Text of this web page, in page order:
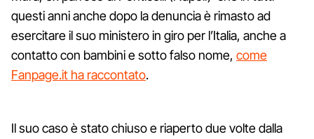
questi anni anche dopo la denuncia è rimasto ad
esercitare il suo ministero in giro per l’Italia, anche a
contatto con bambini e sotto falso nome, come
Fanpage.it ha raccontato.
Il suo caso è stato chiuso e riaperto due volte dalla